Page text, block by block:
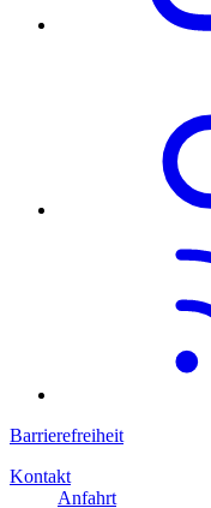
Barrierefreiheit
Kontakt
Anfahrt